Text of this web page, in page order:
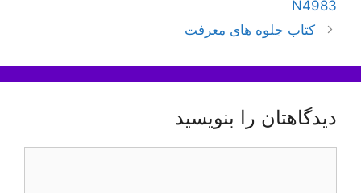
N4983
کتاب جلوه های معرفت
دیدگاهتان را بنویسید